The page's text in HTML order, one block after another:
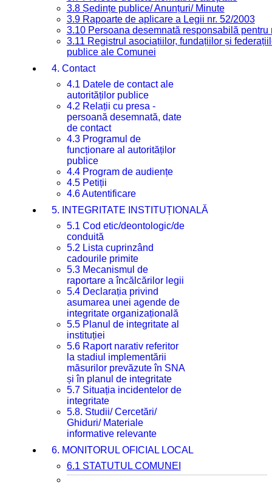
3.8 Ședințe publice/ Anunțuri/ Minute
3.9 Rapoarte de aplicare a Legii nr. 52/2003
3.10 Persoana desemnată responsabilă
3.11 Registrul asociațiilor, fundațiilor și
publice ale Comunei
4. Contact
4.1 Datele de contact ale
autorităților publice
4.2 Relații cu presa -
persoană desemnată, date
de contact
4.3 Programul de
funcționare al autorităților
publice
4.4 Program de audiențe
4.5 Petiții
4.6 Autentificare
5. INTEGRITATE INSTITUȚIONALĂ
5.1 Cod etic/deontologic/de
conduită
5.2 Lista cuprinzând
cadourile primite
5.3 Mecanismul de
raportare a încălcărilor legii
5.4 Declarația privind
asumarea unei agende de
integritate organizațională
5.5 Planul de integritate al
instituției
5.6 Raport narativ referitor
la stadiul implementării
măsurilor prevăzute în SNA
și în planul de integritate
5.7 Situația incidentelor de
integritate
5.8. Studii/ Cercetări/
Ghiduri/ Materiale
informative relevante
6. MONITORUL OFICIAL LOCAL
6.1 STATUTUL COMUNEI